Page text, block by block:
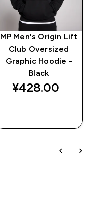
MP Men's Origin Lift
Club Oversized
Graphic Hoodie -
Black
¥428.00‎